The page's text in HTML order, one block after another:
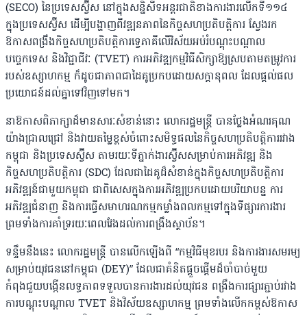
(SECO) នៃប្រទេសស្វ៊ីស នៅក្នុងសន្និសីទអន្តរជាតិខាងការងារលើកទី១១៤
ក្នុងប្រទេសស្វ៊ីស ដើម្បីបង្ហាញពីវឌ្ឍនភាពនៃកិច្ចសហប្រតិបត្តិការ ស្វែងរក
ឱកាសពង្រឹងកិច្ចសហប្រតិបត្តិការទ្វេភាគីលើវិស័យអប់រំបណ្តុះបណ្តាល
បច្ចេកទេស និងវិជ្ជាជីវៈ (TVET) ការអភិវឌ្ឍកម្មវិធីសិក្សាឱ្យស្របតាមតម្រូវការ
របស់ឧស្សាហកម្ម ក៏ដូចជាភាពជាដៃគូប្រកបដោយសក្តានុពល ដែលផ្តល់ផល
ប្រយោជន៍ដល់គ្នាទៅវិញទៅមក។
នាឱកាសពិភាក្សាដ៏មានសារៈសំខាន់នោះ លោករដ្ឋមន្ត្រី បានថ្លែងអំណរគុណ
យ៉ាងជ្រាលជ្រៅ និងវាយតម្លៃខ្ពស់ចំពោះសមិទ្ធផលនៃកិច្ចសហប្រតិបត្តិការរវាង
កម្ពុជា និងប្រទេសស្វ៊ីស តាមរយៈទីភ្នាក់ងារស្វ៊ីសសម្រាប់ការអភិវឌ្ឍ និង
កិច្ចសហប្រតិបត្តិការ (SDC) ដែលជាដៃគូដ៏សំខាន់ក្នុងកិច្ចសហប្រតិបត្តិការ
អភិវឌ្ឍន៍ជាមួយកម្ពុជា ជាពិសេសក្នុងការអភិវឌ្ឍប្រកបដោយបរិយាបន្ន ការ
អភិវឌ្ឍជំនាញ និងការធ្វើសមាហរណកម្មកម្លាំងពលកម្មទៅក្នុងទីផ្សារការងារ
ព្រមទាំងការគាំទ្ររយៈពេលវែងដល់ការពង្រឹងស្ថាប័ន។
ទន្ទឹមនឹងនេះ លោករដ្ឋមន្ត្រី បានលើកឡើងពី “កម្មវិធីមុខរបរ និងការងារសមរម្យ
សម្រាប់យុវជននៅកម្ពុជា (DEY)” ដែលជាគំនិតផ្តួចផ្តើមដ៏ចាំបាច់មួយ
កំពុងជួយបង្កើនលទ្ធភាពទទួលបានការងារដល់យុវជន ពង្រឹងការផ្សារភ្ជាប់រវាង
ការបណ្តុះបណ្តាល TVET និងវិស័យឧស្សាហកម្ម ព្រមទាំងលើកកម្ពស់ឱកាស